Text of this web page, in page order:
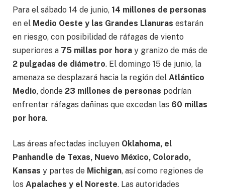
Para el sábado 14 de junio, 14 millones de personas
en el Medio Oeste y las Grandes Llanuras estarán
en riesgo, con posibilidad de ráfagas de viento
superiores a 75 millas por hora y granizo de más de
2 pulgadas de diámetro. El domingo 15 de junio, la
amenaza se desplazará hacia la región del Atlántico
Medio, donde 23 millones de personas podrían
enfrentar ráfagas dañinas que excedan las 60 millas
por hora.
Las áreas afectadas incluyen Oklahoma, el
Panhandle de Texas, Nuevo México, Colorado,
Kansas y partes de Michigan, así como regiones de
los Apalaches y el Noreste. Las autoridades